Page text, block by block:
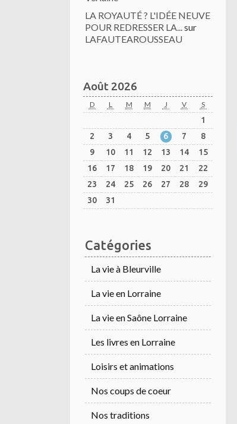
LA ROYAUTÉ ? L'IDÉE NEUVE
POUR REDRESSER LA...sur
LAFAUTEAROUSSEAU
Août 2026
D L M M J V S
1
2
3 4 5 6 7
8
9
10 11 12 13 14
15
16
17 18 19 20 21
22
23
24 25 26 27 28
29
30
31
Catégories
La vie à Bleurville
La vie en Lorraine
La vie en Saône Lorraine
Les livres en Lorraine
Loisirs et animations
Nos coups de coeur
Nos traditions